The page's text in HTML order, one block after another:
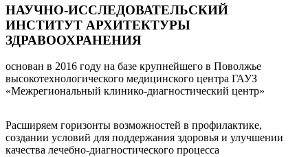
НАУЧНО-ИССЛЕДОВАТЕЛЬСКИЙ
ИНСТИТУТ АРХИТЕКТУРЫ
ЗДРАВООХРАНЕНИЯ
основан в 2016 году на базе крупнейшего в Поволжье
высокотехнологического медицинского центра ГАУЗ
«Межрегиональный клинико-диагностический центр»
Расширяем горизонты возможностей в профилактике,
создании условий для поддержания здоровья и улучшении
качества лечебно-диагностического процесса